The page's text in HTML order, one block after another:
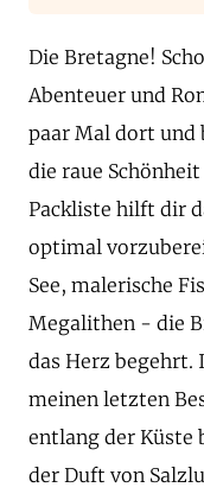
Die Bretagne!
Abenteuer und
paar Mal dort und
die raue
Packliste hilft dir
optimal
See, malerische
Megalithen - die
das Herz begehrt.
meinen letzten
entlang der Küste
der Duft von